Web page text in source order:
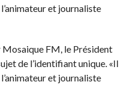
et journaliste
Mosaique FM, le Président
de l’identifiant unique. «Il
et journaliste